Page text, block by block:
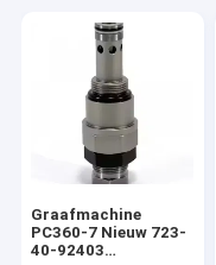
Graafmachine
PC360-7 Nieuw 723-
40-92403